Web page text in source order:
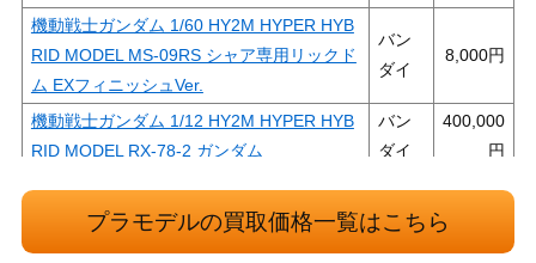
機動戦士ガンダム 1/60 HY2M HYPER HYB
RID MODEL MS-09RS シャア専用リックド
ム EXフィニッシュVer.
バン
ダイ
8,000
機動戦士ガンダム 1/12 HY2M HYPER HYB
RID MODEL RX-78-2 ガンダム
バン
ダイ
400,000
機動戦士ガンダム 1/60 HY2M HYPER HYB
RID MODEL MS-09R リックドム
バン
ダイ
機動戦士ガンダム 1/24 HY2M HYPER HYB
プラモデルの買取価格一覧はこちら